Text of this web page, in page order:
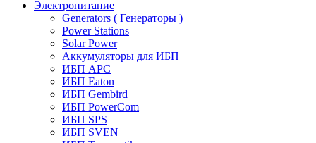
Электропитание
Generators ( Генераторы )
Power Stations
Solar Power
Аккумуляторы для ИБП
ИБП APC
ИБП Eaton
ИБП Gembird
ИБП PowerCom
ИБП SPS
ИБП SVEN